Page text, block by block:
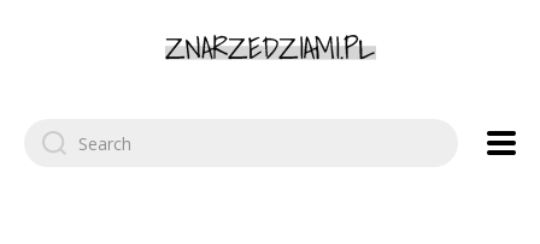
Search
for: